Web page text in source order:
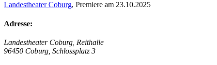
Landestheater Coburg, Premiere am 23.10.2025
Adresse:
Landestheater Coburg, Reithalle
96450 Coburg, Schlossplatz 3